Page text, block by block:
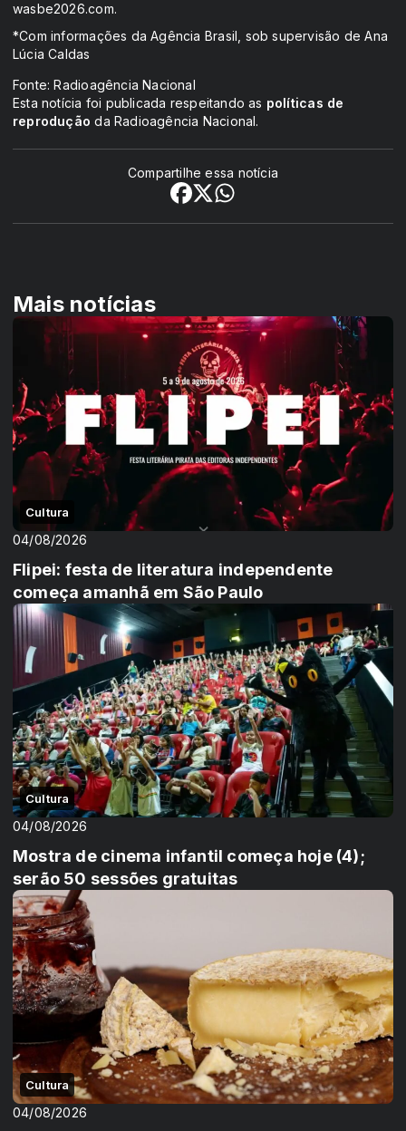
wasbe2026.com.
*Com informações da Agência Brasil, sob supervisão de Ana
Lúcia Caldas
Fonte: Radioagência Nacional
Esta notícia foi publicada respeitando as políticas de
reprodução da Radioagência Nacional.
Compartilhe essa notícia
Mais notícias
Cultura
04/08/2026
Flipei: festa de literatura independente
começa amanhã em São Paulo
Cultura
04/08/2026
Mostra de cinema infantil começa hoje (4);
serão 50 sessões gratuitas
Cultura
04/08/2026